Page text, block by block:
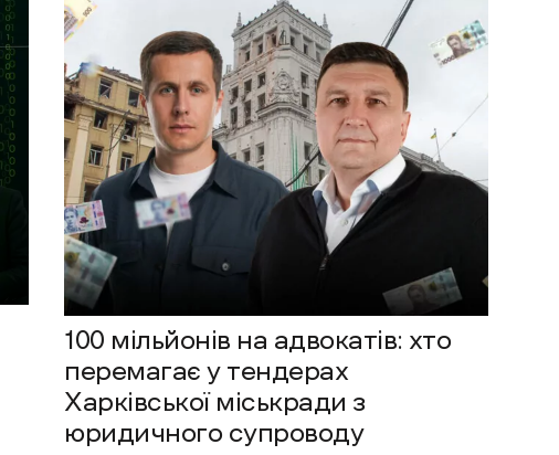
100 мільйонів на адвокатів: хто
перемагає у тендерах
Харківської міськради з
юридичного супроводу